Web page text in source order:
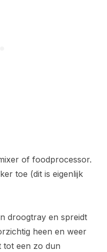
of foodprocessor.
toe (dit is eigenlijk
droogtray en spreidt
heen en weer
tot een zo dun